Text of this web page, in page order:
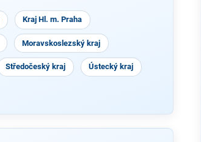
Kraj Hl. m. Praha
Moravskoslezský kraj
Středočeský kraj Ústecký kraj